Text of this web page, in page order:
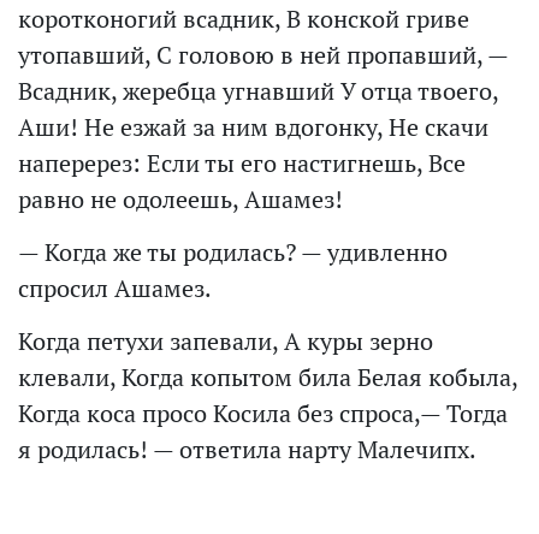
коротконогий всадник, В конской гриве
утопавший, С головою в ней пропавший, —
Всадник, жеребца угнавший У отца твоего,
Аши! Не езжай за ним вдогонку, Не скачи
наперерез: Если ты его настигнешь, Все
равно не одолеешь, Ашамез!
— Когда же ты родилась? — удивленно
спросил Ашамез.
Когда петухи запевали, А куры зерно
клевали, Когда копытом била Белая кобыла,
Когда коса просо Косила без спроса,— Тогда
я родилась! — ответила нарту Малечипх.